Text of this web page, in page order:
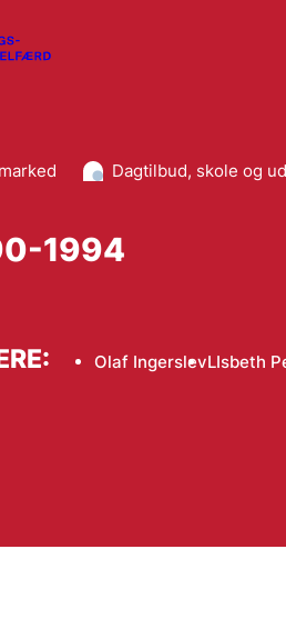
Dagtilbud, skole og
1994
Olaf IngerslevLIsbeth